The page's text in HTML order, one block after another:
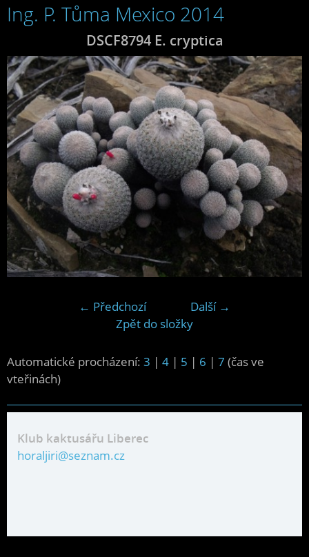
Ing. P. Tůma Mexico 2014
DSCF8794 E. cryptica
← Předchozí
Další →
Zpět do složky
Automatické procházení: 3 | 4 | 5 | 6 | 7 (čas ve
vteřinách)
Klub kaktusářu Liberec
horaljiri@seznam.cz